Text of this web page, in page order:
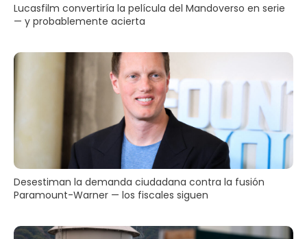
Lucasfilm convertiría la película del Mandoverso en serie
— y probablemente acierta
Desestiman la demanda ciudadana contra la fusión
Paramount-Warner — los fiscales siguen